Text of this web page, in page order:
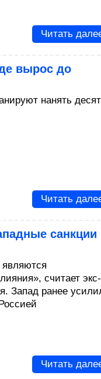
Читать
вырос до
нанять
Читать
санкции
являются
считает экс-
Запад ранее
Читать